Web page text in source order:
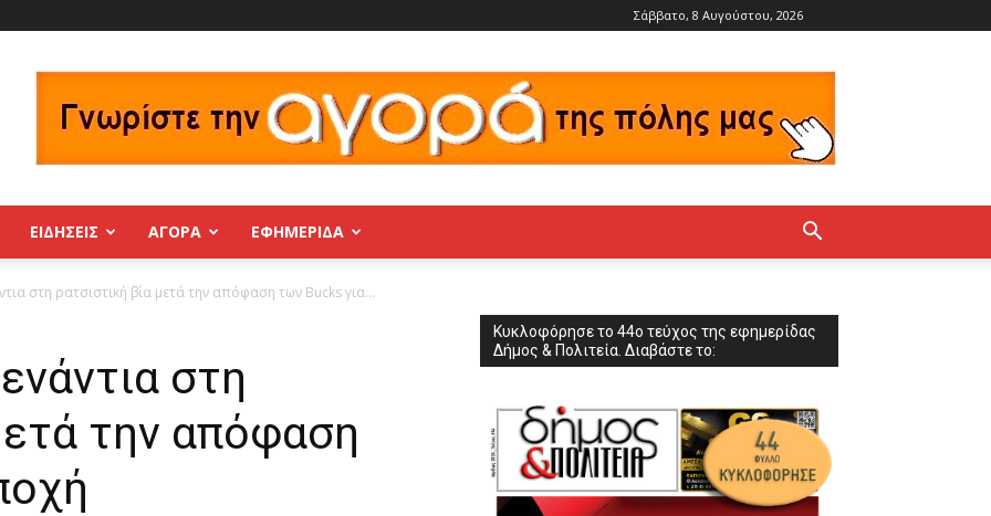
Σάββατο, 8 Αυγούστου, 2026
ΕΙΔΗΣΕΙΣ ΑΓΟΡΑ ΕΦΗΜΕΡΊΔΑ
στη ρατσιστική βία μετά την απόφαση των Bucks για...
στη
την απόφαση
Κυκλοφόρησε το 44ο τεύχος της εφημερίδας
Δήμος & Πολιτεία. Διαβάστε το: